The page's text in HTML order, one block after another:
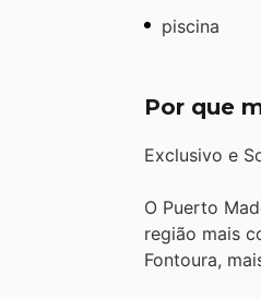
piscina
Por que
Exclusivo e
O Puerto
região mais
Fontoura,